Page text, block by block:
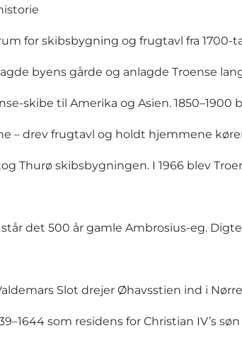
for skibsbygning og frugtavl fra 1700-
byens gårde og anlagde Troense
skibe til Amerika og Asien.
– drev frugtavl og holdt hjemmene
Thurø skibsbygningen. I 1966 blev
står det 500 år gamle Ambrosius-eg.
Slot drejer Øhavsstien ind i
som residens for Christian IV’s